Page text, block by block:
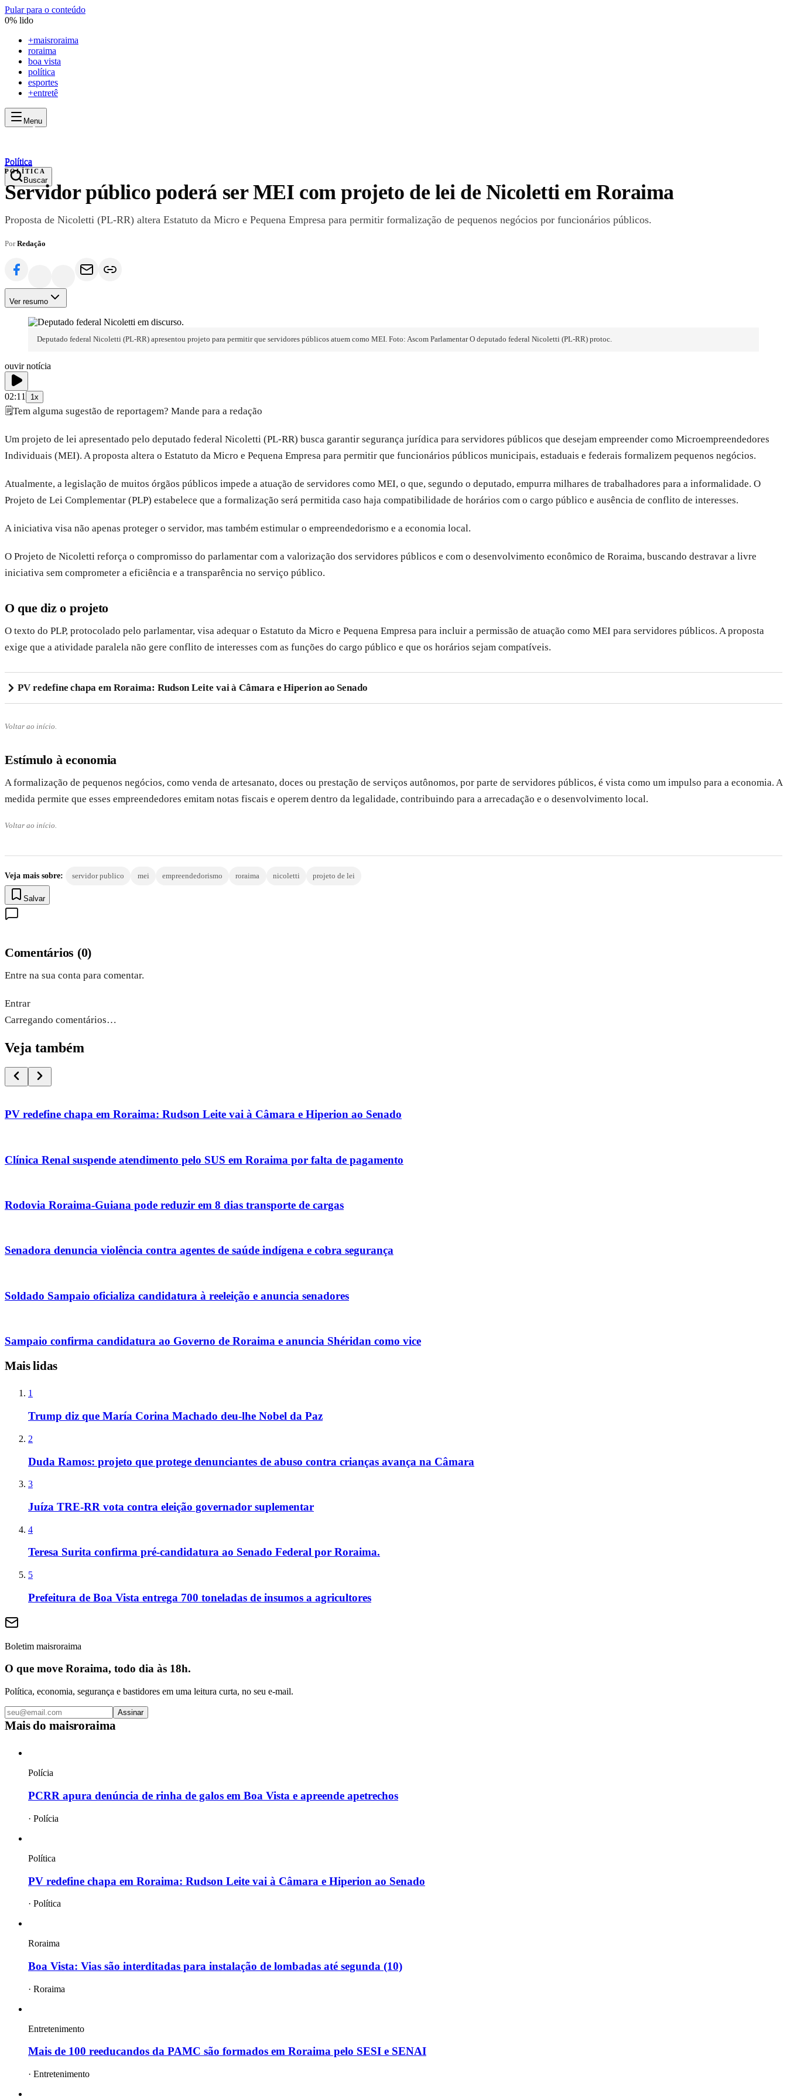
Pular para o conteúdo
0% lido
+maisroraima
roraima
boa vista
política
esportes
+entretê
Menu
maisroraima
Política
Buscar
Política
POLÍTICA
Servidor público poderá ser MEI com projeto de lei de Nicoletti em Roraima
Proposta de Nicoletti (PL-RR) altera Estatuto da Micro e Pequena Empresa para permitir formalização de pequenos negócios por funcionários públicos.
PorRedação
Ver resumo
Deputado federal Nicoletti (PL-RR) apresentou projeto para permitir que servidores públicos atuem como MEI. Foto: Ascom Parlamentar O deputado federal Nicoletti (PL-RR) protoc.
ouvir notícia
02:11 1x
🗒️Tem alguma sugestão de reportagem? Mande para a redação
Um projeto de lei apresentado pelo deputado federal Nicoletti (PL-RR) busca garantir segurança jurídica para servidores públicos que desejam empreender como Microempreendedores
Individuais (MEI). A proposta altera o Estatuto da Micro e Pequena Empresa para permitir que funcionários públicos municipais, estaduais e federais formalizem pequenos negócios.
Atualmente, a legislação de muitos órgãos públicos impede a atuação de servidores como MEI, o que, segundo o deputado, empurra milhares de trabalhadores para a informalidade. O
Projeto de Lei Complementar (PLP) estabelece que a formalização será permitida caso haja compatibilidade de horários com o cargo público e ausência de conflito de interesses.
A iniciativa visa não apenas proteger o servidor, mas também estimular o empreendedorismo e a economia local.
O Projeto de Nicoletti reforça o compromisso do parlamentar com a valorização dos servidores públicos e com o desenvolvimento econômico de Roraima, buscando destravar a livre
iniciativa sem comprometer a eficiência e a transparência no serviço público.
O que diz o projeto
O texto do PLP, protocolado pelo parlamentar, visa adequar o Estatuto da Micro e Pequena Empresa para incluir a permissão de atuação como MEI para servidores públicos. A proposta
exige que a atividade paralela não gere conflito de interesses com as funções do cargo público e que os horários sejam compatíveis.
PV redefine chapa em Roraima: Rudson Leite vai à Câmara e Hiperion ao Senado
Voltar ao início.
Estímulo à economia
A formalização de pequenos negócios, como venda de artesanato, doces ou prestação de serviços autônomos, por parte de servidores públicos, é vista como um impulso para a economia. A
medida permite que esses empreendedores emitam notas fiscais e operem dentro da legalidade, contribuindo para a arrecadação e o desenvolvimento local.
Voltar ao início.
Veja mais sobre: servidor publico mei empreendedorismo roraima nicoletti projeto de lei
Salvar
Comentários (0)
Entre na sua conta para comentar.
Entrar
Carregando comentários…
Veja também
PV redefine chapa em Roraima: Rudson Leite vai à Câmara e Hiperion ao Senado
Clínica Renal suspende atendimento pelo SUS em Roraima por falta de pagamento
Rodovia Roraima-Guiana pode reduzir em 8 dias transporte de cargas
Senadora denuncia violência contra agentes de saúde indígena e cobra segurança
Soldado Sampaio oficializa candidatura à reeleição e anuncia senadores
Sampaio confirma candidatura ao Governo de Roraima e anuncia Shéridan como vice
Mais lidas
1
Trump diz que María Corina Machado deu-lhe Nobel da Paz
2
Duda Ramos: projeto que protege denunciantes de abuso contra crianças avança na Câmara
3
Juíza TRE-RR vota contra eleição governador suplementar
4
Teresa Surita confirma pré-candidatura ao Senado Federal por Roraima.
5
Prefeitura de Boa Vista entrega 700 toneladas de insumos a agricultores
Boletim maisroraima
O que move Roraima, todo dia às 18h.
Política, economia, segurança e bastidores em uma leitura curta, no seu e-mail.
Assinar
Mais do maisroraima
Polícia
PCRR apura denúncia de rinha de galos em Boa Vista e apreende apetrechos
· Polícia
Política
PV redefine chapa em Roraima: Rudson Leite vai à Câmara e Hiperion ao Senado
· Política
Roraima
Boa Vista: Vias são interditadas para instalação de lombadas até segunda (10)
· Roraima
Entretenimento
Mais de 100 reeducandos da PAMC são formados em Roraima pelo SESI e SENAI
· Entretenimento